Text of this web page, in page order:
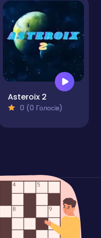
Asteroix 2
0 (0 Голосів)